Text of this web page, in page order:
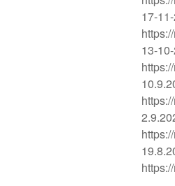
17-
13-